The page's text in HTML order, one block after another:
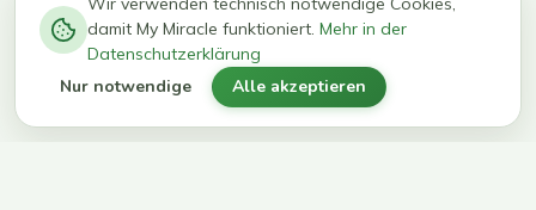
kg in 12
Wochen
erreichen
ihr Ziel
damit My Miracle funktioniert. Mehr in der
Datenschutzerklärung
Nur notwendige Alle akzeptieren